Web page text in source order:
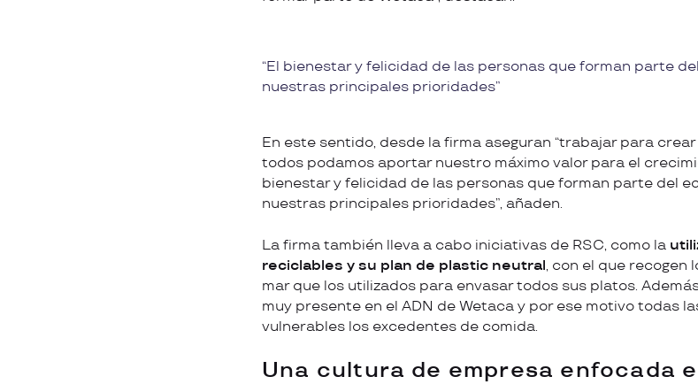
El bienestar y felicidad de las personas que forman parte
nuestras principales prioridades
En este sentido, desde la firma aseguran “trabajar para
todos podamos aportar nuestro máximo valor para el
bienestar y felicidad de las personas que forman parte del
nuestras principales prioridades”, añaden.
La firma también lleva a cabo iniciativas de RSC, como la
reciclables y su plan de plastic neutral, con el que recogen
mar que los utilizados para envasar todos sus platos.
muy presente en el ADN de Wetaca y por ese motivo todas
vulnerables los excedentes de comida.
Una cultura de empresa enfocada